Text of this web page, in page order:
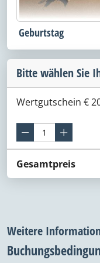
Geburtstag
Bitte wählen Sie
Wertgutschein €
Gesamtpreis
Weitere